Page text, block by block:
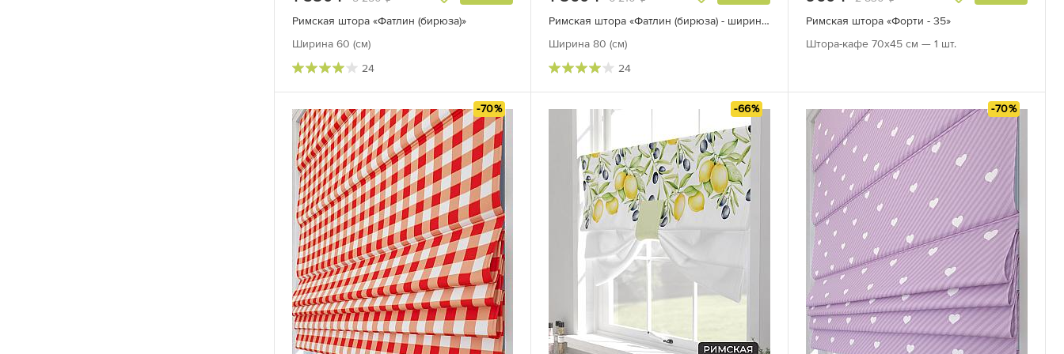
Римская штора «Фатлин (бирюза)»
Ширина 60 (см)
24
Римская штора «Фатлин (бирюза) - ширина 80 см.»
Ширина 80 (см)
24
Римская штора «Форти - 35»
Штора-кафе 70х45 см — 1 шт.
-70% -66% -70%